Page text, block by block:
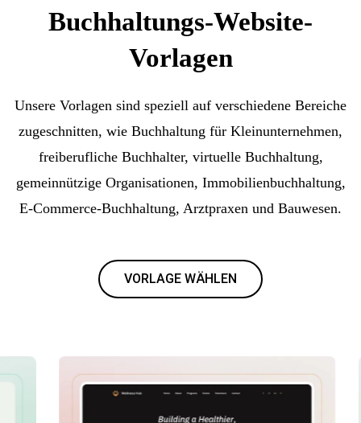
Buchhaltungs-Website-
Vorlagen
Unsere Vorlagen sind speziell auf verschiedene Bereiche
zugeschnitten, wie Buchhaltung für Kleinunternehmen,
freiberufliche Buchhalter, virtuelle Buchhaltung,
gemeinnützige Organisationen, Immobilienbuchhaltung,
E-Commerce-Buchhaltung, Arztpraxen und Bauwesen.
VORLAGE WÄHLEN